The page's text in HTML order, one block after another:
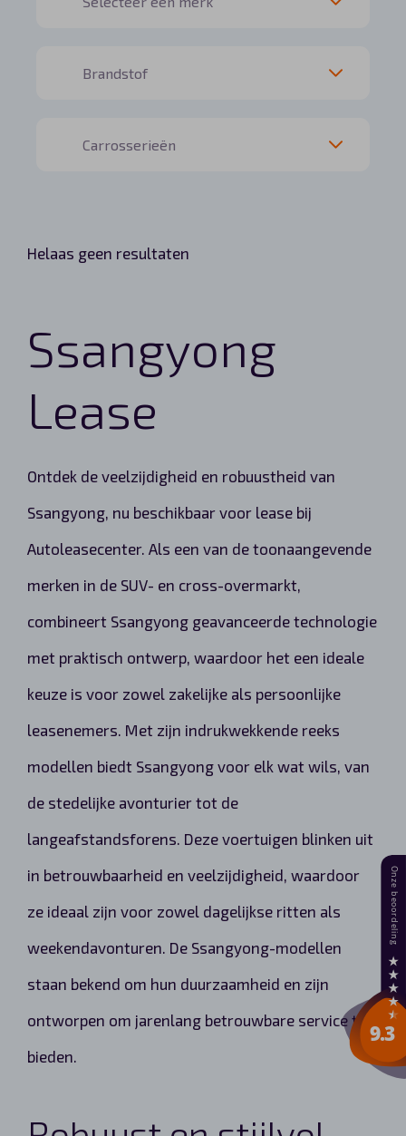
Helaas geen resultaten
Ssangyong
Lease
Ontdek de veelzijdigheid en robuustheid van
Ssangyong, nu beschikbaar voor lease bij
Autoleasecenter. Als een van de toonaangevende
merken in de SUV- en cross-overmarkt,
combineert Ssangyong geavanceerde technologie
met praktisch ontwerp, waardoor het een ideale
keuze is voor zowel zakelijke als persoonlijke
leasenemers. Met zijn indrukwekkende reeks
modellen biedt Ssangyong voor elk wat wils, van
de stedelijke avonturier tot de
langeafstandsforens. Deze voertuigen blinken uit
in betrouwbaarheid en veelzijdigheid, waardoor
ze ideaal zijn voor zowel dagelijkse ritten als
weekendavonturen. De Ssangyong-modellen
staan bekend om hun duurzaamheid en zijn
ontworpen om jarenlang betrouwbare service te
bieden.